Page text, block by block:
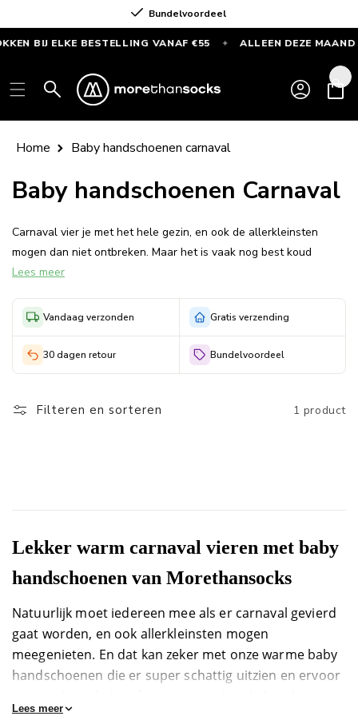
content
Bundelvoordeel
BIJ ELKE BESTELLING VANAF €55 ALLEEN DEZE MAAND
SPORTSOKKEN
bij
elke
bestelling
€55
maand
Inloggen
Home Baby handschoenen carnaval
Baby handschoenen Carnaval
Carnaval vier je met het hele gezin, en ook de allerkleinsten
mogen dan niet ontbreken. Maar het is vaak nog best koud
buiten in februari, en als je met een baby een optocht gaat
warm aangekleed zijn.
Zoek je daarom naar warme schattige baby handschoenen dan
ben je bij Morethansocks aan het juiste adres. Bij ons in de
baby bestellen die perfect zijn voor carnaval.
Lees meer
Vandaag verzonden Gratis verzending
30 dagen retour Bundelvoordeel
Filteren en sorteren 1 product
Lekker warm carnaval vieren met baby
handschoenen van Morethansocks
Natuurlijk moet iedereen mee als er carnaval gevierd
gaat worden, en ook allerkleinsten mogen
meegenieten. En dat kan zeker met onze warme baby
handschoenen die er super schattig uitzien en ervoor
Lees meer